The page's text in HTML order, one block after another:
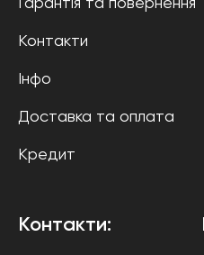
Гарантія та повернення
Контакти
Інфо
Доставка та оплата
Кредит
Контакти: